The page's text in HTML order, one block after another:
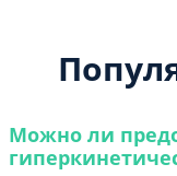
Можно ли